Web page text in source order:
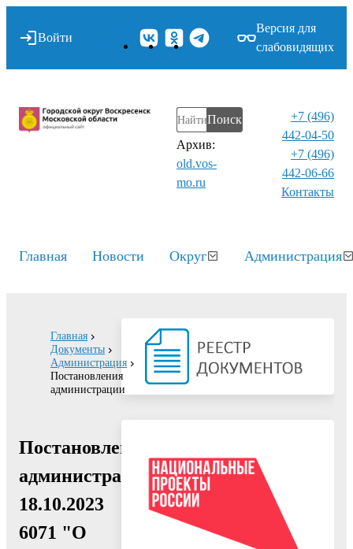
Войти
Версия для
слабовидящих
Поиск
Архив:
old.vos-
mo.ru
+7 (496)
442-04-50
+7 (496)
442-06-66
Контакты⁠
Главная Новости Округ Администрация
Главная
Документы
Администрация
Постановления
администрации
Постановление
администрации
18.10.2023
6071 "О